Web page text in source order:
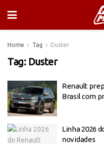
Home Tag Duster
Tag: Duster
Renault
Brasil com
Linha 2026
novidades